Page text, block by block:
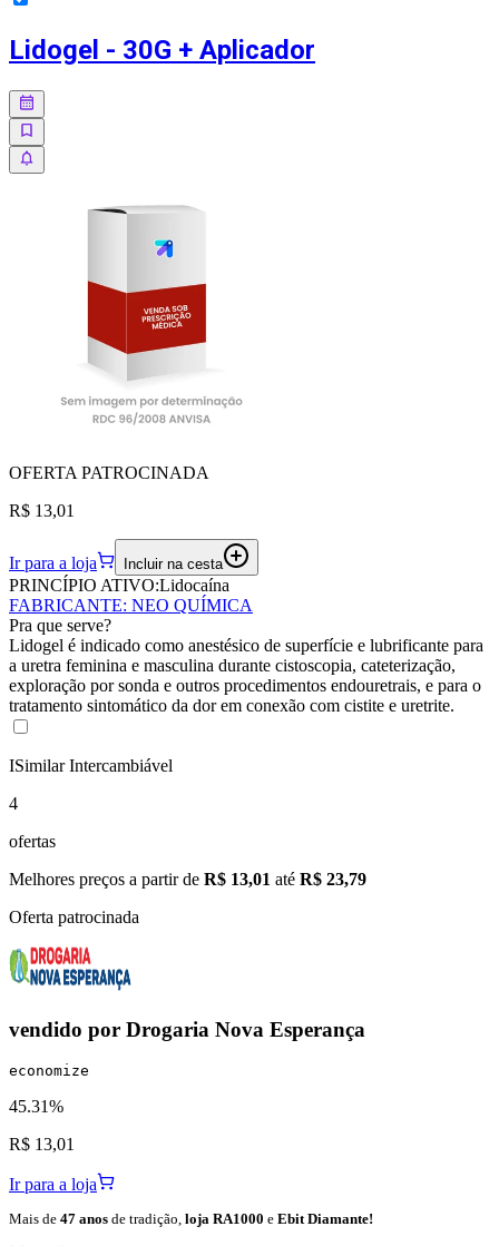
Lidogel - 30G + Aplicador
OFERTA PATROCINADA
R$ 13,01
Ir para a loja Incluir na cesta
PRINCÍPIO ATIVO:Lidocaína
FABRICANTE: NEO QUÍMICA
Pra que serve?
Lidogel é indicado como anestésico de superfície e lubrificante para
a uretra feminina e masculina durante cistoscopia, cateterização,
exploração por sonda e outros procedimentos endouretrais, e para o
tratamento sintomático da dor em conexão com cistite e uretrite.
ISimilar Intercambiável
4
ofertas
Melhores preços a partir de R$ 13,01 até R$ 23,79
Oferta patrocinada
vendido por Drogaria Nova Esperança
economize
45.31%
R$ 13,01
Ir para a loja
Mais de 47 anos de tradição, loja RA1000 e Ebit Diamante!